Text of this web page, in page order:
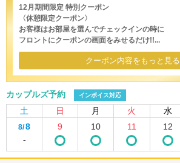
12月期間限定 特別クーポン
〈休憩限定クーポン〉
お客様はお部屋を選んでチェックインの時に
フロントにクーポンの画面をみせるだけ!!...
クーポン内容をもっと見る
カップルズ予約 インボイス対応
土 日 月 火 水
8/8
-
9 10 11 12